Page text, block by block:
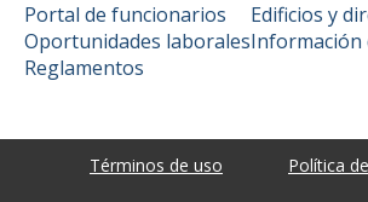
Portal de funcionarios
Oportunidades laborales
Reglamentos
Edificios y
Información
Términos de uso Política